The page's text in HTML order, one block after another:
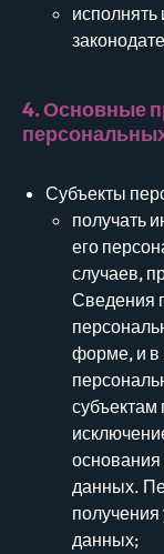
4. Основные
Субъекты
получать
его
случаев,
Сведения
форме, и в
основания
данных.
данных;